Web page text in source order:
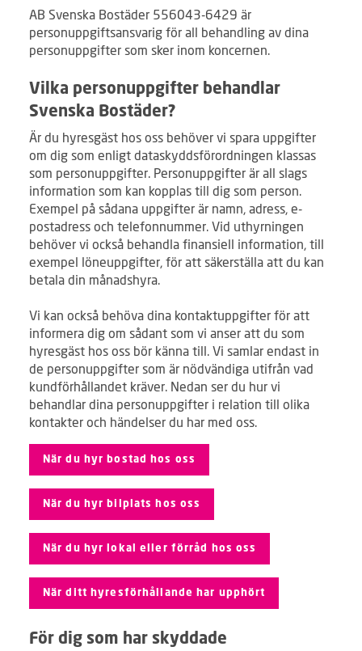
AB Svenska Bostäder 556043-6429 är
personuppgiftsansvarig för all behandling av dina
personuppgifter som sker inom koncernen.
Vilka personuppgifter behandlar
Svenska Bostäder?
Är du hyresgäst hos oss behöver vi spara uppgifter
om dig som enligt dataskyddsförordningen klassas
som personuppgifter. Personuppgifter är all slags
information som kan kopplas till dig som person.
Exempel på sådana uppgifter är namn, adress, e-
postadress och telefonnummer. Vid uthyrningen
behöver vi också behandla finansiell information, till
exempel löneuppgifter, för att säkerställa att du kan
betala din månadshyra.
Vi kan också behöva dina kontaktuppgifter för att
informera dig om sådant som vi anser att du som
hyresgäst hos oss bör känna till. Vi samlar endast in
de personuppgifter som är nödvändiga utifrån vad
kundförhållandet kräver. Nedan ser du hur vi
behandlar dina personuppgifter i relation till olika
kontakter och händelser du har med oss.
När du hyr bostad hos oss
När du hyr bilplats hos oss
När du hyr lokal eller förråd hos oss
När ditt hyresförhållande har upphört
För dig som har skyddade